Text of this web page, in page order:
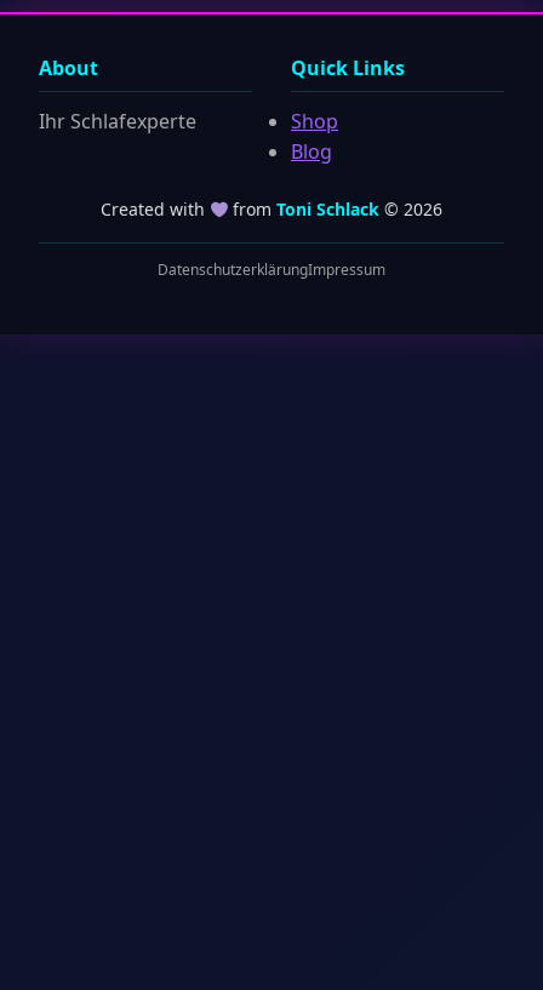
About
Ihr Schlafexperte
Quick Links
Shop
Blog
Created with fromToni Schlack © 2026
DatenschutzerklärungImpressum